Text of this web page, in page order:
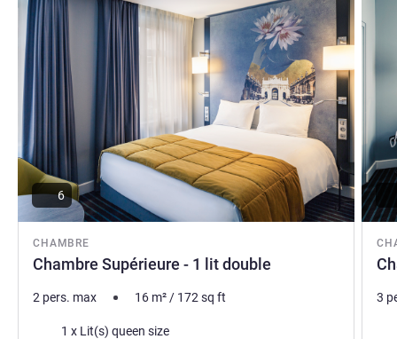
CHAMBRE
Chambre Supérieure - 1 lit double
6
2 pers. max 16 m²/ 172sq ft
Literie1 x Lit(s) queen size
3